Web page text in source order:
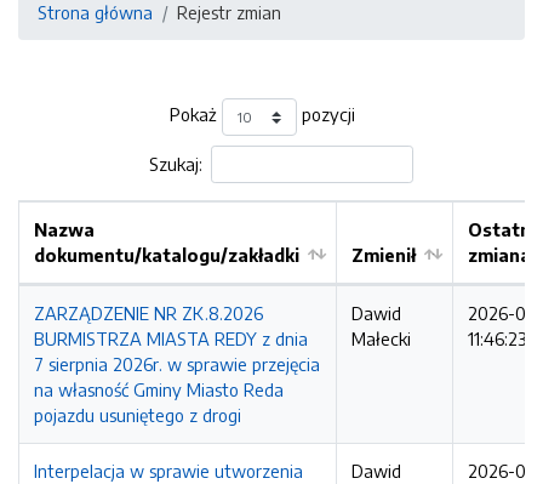
Strona główna Rejestr zmian
Pokaż pozycji
Szukaj:
Nazwa
dokumentu/katalogu/zakładki
Zmienił
zmiana
ZARZĄDZENIE NR ZK.8.2026
BURMISTRZA MIASTA REDY z dnia
7 sierpnia 2026r. w sprawie przejęcia
na własność Gminy Miasto Reda
pojazdu usuniętego z drogi
Dawid
Małecki
2026-
11:46:23
Interpelacja w sprawie utworzenia
Dawid
2026-